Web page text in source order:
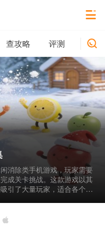
查攻略 评测 新游
消除类手机游戏，玩家需要
成关卡挑战。这款游戏以其
引了大量玩家，适合各个年
果》不仅能够帮助玩家放松
一款非常值得体验的消除游